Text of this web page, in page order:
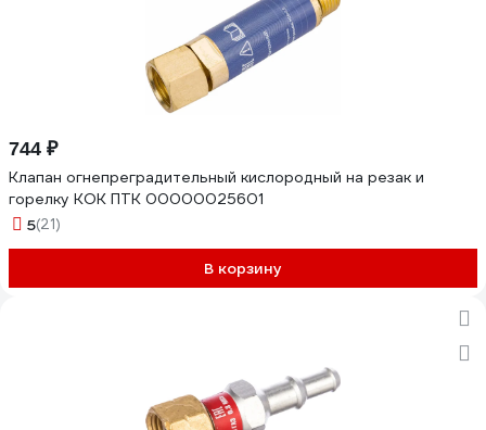
744 ₽
Клапан огнепреградительный кислородный на резак и
горелку КОК ПТК 00000025601
5(21)
В корзину